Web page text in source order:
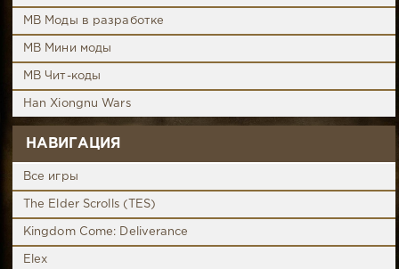
MB Моды в разработке
MB Мини моды
MB Чит-коды
Han Xiongnu Wars
НАВИГАЦИЯ
Все игры
The Elder Scrolls (TES)
Kingdom Come: Deliverance
Elex